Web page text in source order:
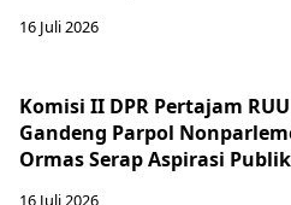
16 Juli 2026
Komisi II DPR Pertajam
Gandeng Parpol
Ormas Serap Aspirasi Publik
16 Juli 2026